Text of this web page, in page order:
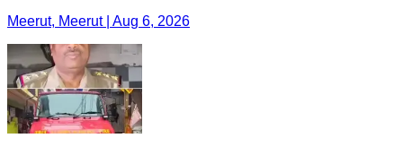
Meerut, Meerut | Aug 6, 2026